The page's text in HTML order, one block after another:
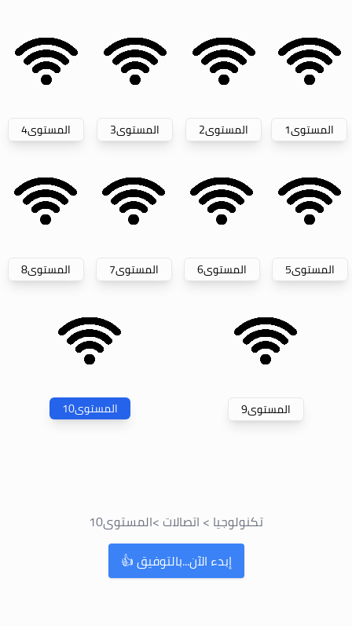
المستوى1 المستوى2 المستوى3 المستوى4
المستوى5 المستوى6 المستوى7 المستوى8
المستوى9 المستوى10
تكنولوجيا > اتصالات >المستوى10
إبدء الآن...بالتوفيق 👍